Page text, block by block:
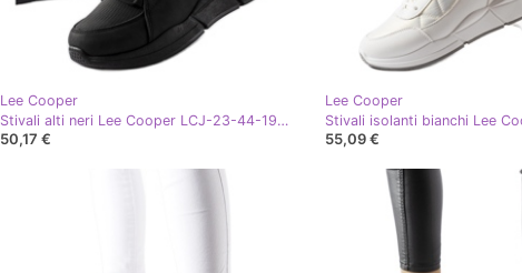
Lee Cooper
Stivali alti neri Lee Cooper LCJ-23-44-1979L nero
50,17 €
Lee Cooper
55,09 €